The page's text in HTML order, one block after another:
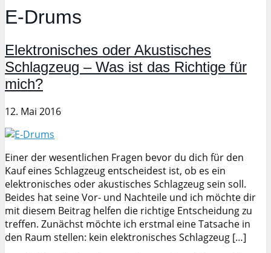
E-Drums
Elektronisches oder Akustisches
Schlagzeug – Was ist das Richtige für
mich?
12. Mai 2016
Einer der wesentlichen Fragen bevor du dich für den
Kauf eines Schlagzeug entscheidest ist, ob es ein
elektronisches oder akustisches Schlagzeug sein soll.
Beides hat seine Vor- und Nachteile und ich möchte dir
mit diesem Beitrag helfen die richtige Entscheidung zu
treffen. Zunächst möchte ich erstmal eine Tatsache in
den Raum stellen: kein elektronisches Schlagzeug […]